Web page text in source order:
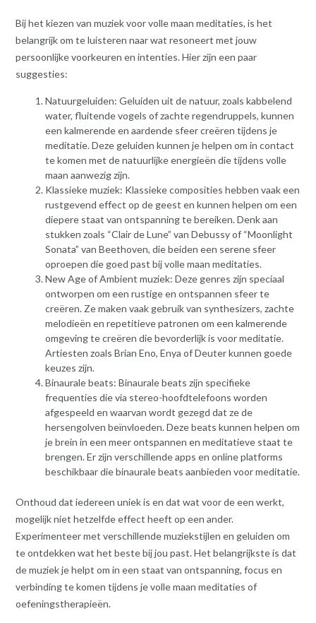
Bij het kiezen van muziek voor volle maan meditaties, is het
belangrijk om te luisteren naar wat resoneert met jouw
persoonlijke voorkeuren en intenties. Hier zijn een paar
suggesties:
Natuurgeluiden: Geluiden uit de natuur, zoals kabbelend
water, fluitende vogels of zachte regendruppels, kunnen
een kalmerende en aardende sfeer creëren tijdens je
meditatie. Deze geluiden kunnen je helpen om in contact
te komen met de natuurlijke energieën die tijdens volle
maan aanwezig zijn.
Klassieke muziek: Klassieke composities hebben vaak een
rustgevend effect op de geest en kunnen helpen om een
diepere staat van ontspanning te bereiken. Denk aan
stukken zoals “Clair de Lune” van Debussy of “Moonlight
Sonata” van Beethoven, die beiden een serene sfeer
oproepen die goed past bij volle maan meditaties.
New Age of Ambient muziek: Deze genres zijn speciaal
ontworpen om een rustige en ontspannen sfeer te
creëren. Ze maken vaak gebruik van synthesizers, zachte
melodieën en repetitieve patronen om een kalmerende
omgeving te creëren die bevorderlijk is voor meditatie.
Artiesten zoals Brian Eno, Enya of Deuter kunnen goede
keuzes zijn.
Binaurale beats: Binaurale beats zijn specifieke
frequenties die via stereo-hoofdtelefoons worden
afgespeeld en waarvan wordt gezegd dat ze de
hersengolven beïnvloeden. Deze beats kunnen helpen om
je brein in een meer ontspannen en meditatieve staat te
brengen. Er zijn verschillende apps en online platforms
beschikbaar die binaurale beats aanbieden voor meditatie.
Onthoud dat iedereen uniek is en dat wat voor de een werkt,
mogelijk niet hetzelfde effect heeft op een ander.
Experimenteer met verschillende muziekstijlen en geluiden om
te ontdekken wat het beste bij jou past. Het belangrijkste is dat
de muziek je helpt om in een staat van ontspanning, focus en
verbinding te komen tijdens je volle maan meditaties of
oefeningstherapieën.